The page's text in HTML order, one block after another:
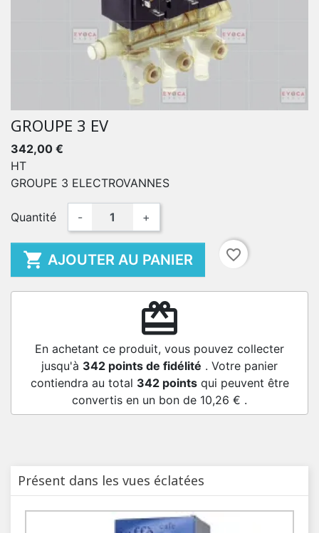
GROUPE 3 EV
342,00 €
HT
GROUPE 3 ELECTROVANNES
Quantité - +
 AJOUTER AU PANIER favorite_border
redeem
En achetant ce produit, vous pouvez collecter
jusqu'à 342 points de fidélité . Votre panier
contiendra au total 342pointsqui peuvent être
convertis en un bon de 10,26 € .
Présent dans les vues éclatées